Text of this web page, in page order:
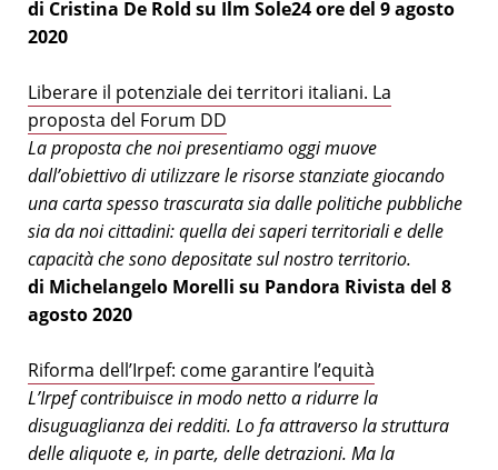
di Cristina De Rold su Ilm Sole24 ore del 9 agosto
2020
Liberare il potenziale dei territori italiani. La
proposta del Forum DD
La proposta che noi presentiamo oggi muove
dall’obiettivo di utilizzare le risorse stanziate giocando
una carta spesso trascurata sia dalle politiche pubbliche
sia da noi cittadini: quella dei saperi territoriali e delle
capacità che sono depositate sul nostro territorio.
di Michelangelo Morelli su Pandora Rivista del 8
agosto 2020
Riforma dell’Irpef: come garantire l’equità
L’Irpef contribuisce in modo netto a ridurre la
disuguaglianza dei redditi. Lo fa attraverso la struttura
delle aliquote e, in parte, delle detrazioni. Ma la